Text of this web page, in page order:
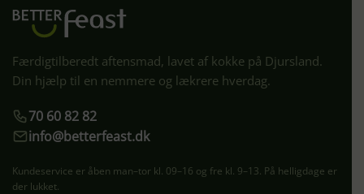
Færdigtilberedt aftensmad, lavet af kokke på Djursland.
Din hjælp til en nemmere og lækrere hverdag.
70 60 82 82
info@betterfeast.dk
Kundeservice er åben man–tor kl. 09–16 og fre kl. 9–13. På helligdage er
der lukket.